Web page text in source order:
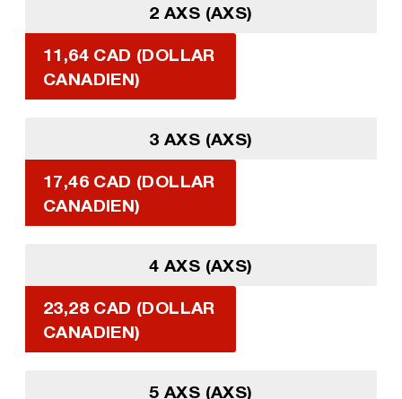
2 AXS (AXS)
11,64 CAD (DOLLAR
CANADIEN)
3 AXS (AXS)
17,46 CAD (DOLLAR
CANADIEN)
4 AXS (AXS)
23,28 CAD (DOLLAR
CANADIEN)
5 AXS (AXS)